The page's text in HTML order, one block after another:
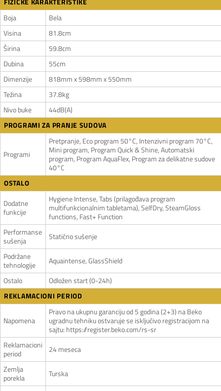
Boja
Bela
Visina
81.8cm
Širina
59.8cm
Dubina
55cm
Dimenzije
818mm x 598mm x 550mm
Težina
37.8kg
Nivo buke
44dB(A)
PROGRAMI ZA PRANJE SUDOVA
Programi
Pretpranje, Eco program 50°C, Intenzivni program 70°C,
Mini program, Program Quick & Shine, Automatski
program, Program AquaFlex, Program za delikatne sudove
40°C
OSTALO
Dodatne
funkcije
Hygiene Intense, Tabs (prilagođava program
multifunkcionalnim tabletama), SelfDry, SteamGloss
functions, Fast+ Function
Performanse
sušenja
Statično sušenje
Podržane
tehnologije
Aquaintense, GlassShield
Ostalo
Odložen start (0-24h)
REKLAMACIONI PERIOD
Napomena
Pravo na ukupnu garanciju od 5 godina (2+3) na Beko
ugradnu tehniku ostvaruje se isključivo registracijom na
sajtu: https://register.beko.com/rs-sr
Reklamacioni
period
24 meseca
Zemlja
porekla
Turska